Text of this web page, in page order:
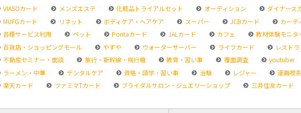
VIASOカード
メンズエステ 化粧品トライアルセット オーディション
ダイナース
MUFGカード
リネット ボディケア・ヘアケア スーパー JCBカード
カーデ
各種サービス利用
ペット Pontaカード JALカード カフェ
教材体験モニタ
百貨店・ショッピングモール
やずや ウォーターサーバー ライフカード
レストラ
不動産セミナー・面談
旅行・新幹線・飛行機 教育・習い事 覆面調査
youtuber
ラーメン・中華
デンタルケア 資格・語学・習い事 治験 レジャー
漫画喫
楽天カード
ファミマTカード ブライダルサロン・ジュエリーショップ 三井住友カード